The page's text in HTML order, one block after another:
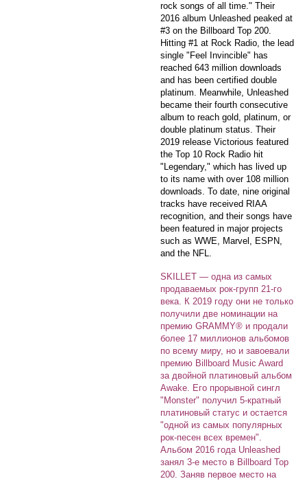
rock songs of all time." Their
2016 album Unleashed peaked at
#3 on the Billboard Top 200.
Hitting #1 at Rock Radio, the lead
single "Feel Invincible" has
reached 643 million downloads
and has been certified double
platinum. Meanwhile, Unleashed
became their fourth consecutive
album to reach gold, platinum, or
double platinum status. Their
2019 release Victorious featured
the Top 10 Rock Radio hit
"Legendary," which has lived up
to its name with over 108 million
downloads. To date, nine original
tracks have received RIAA
recognition, and their songs have
been featured in major projects
such as WWE, Marvel, ESPN,
and the NFL.
SKILLET — одна из самых
продаваемых рок-групп 21-го
века. К 2019 году они не только
получили две номинации на
премию GRAMMY®️ и продали
более 17 миллионов альбомов
по всему миру, но и завоевали
премию Billboard Music Award
за двойной платиновый альбом
Awake. Его прорывной сингл
"Monster" получил 5-кратный
платиновый статус и остается
"одной из самых популярных
рок-песен всех времен".
Альбом 2016 года Unleashed
занял 3-е место в Billboard Top
200. Заняв первое место на